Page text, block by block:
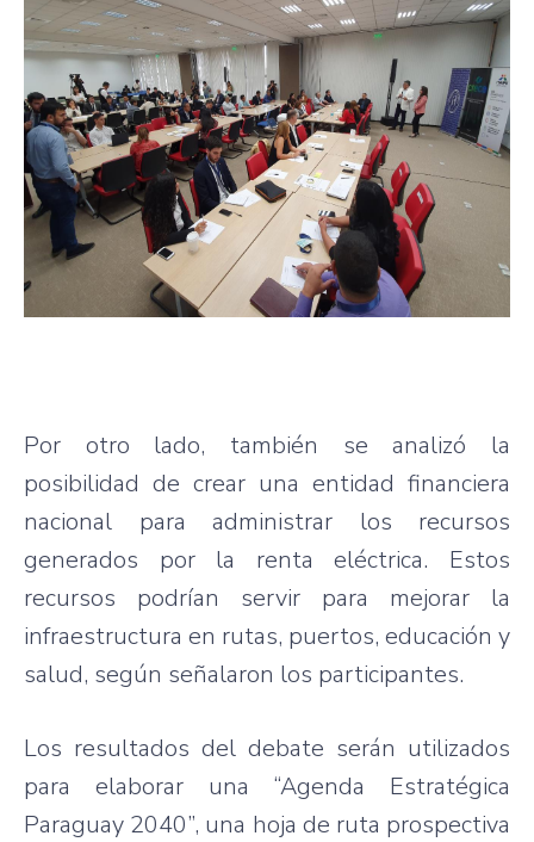
Por otro lado, también se analizó la
posibilidad de crear una entidad financiera
nacional para administrar los recursos
generados por la renta eléctrica. Estos
recursos podrían servir para mejorar la
infraestructura en rutas, puertos, educación y
salud, según señalaron los participantes.
Los resultados del debate serán utilizados
para elaborar una “Agenda Estratégica
Paraguay 2040”, una hoja de ruta prospectiva